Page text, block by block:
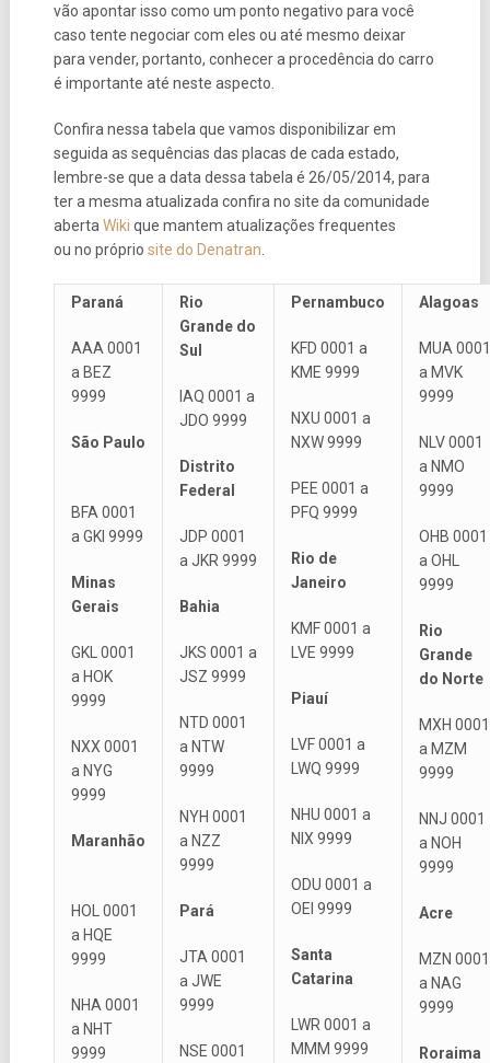
vão apontar isso como um ponto negativo para você
caso tente negociar com eles ou até mesmo deixar
para vender, portanto, conhecer a procedência do carro
é importante até neste aspecto.
Confira nessa tabela que vamos disponibilizar em
seguida as sequências das placas de cada estado,
lembre-se que a data dessa tabela é 26/05/2014, para
ter a mesma atualizada confira no site da comunidade
aberta Wiki que mantem atualizações frequentes
ou no próprio site do Denatran
Paraná
AAA 0001
a BEZ
9999
São Paulo
BFA 0001
a GKI 9999
Minas
Gerais
GKL 0001
a HOK
9999
NXX 0001
a NYG
9999
Maranhão
HOL 0001
a HQE
9999
NHA 0001
a NHT
9999
Rio
Grande do
Sul
IAQ 0001 a
JDO 9999
Distrito
Federal
JDP 0001
a JKR 9999
Bahia
JKS 0001 a
JSZ 9999
NTD 0001
a NTW
9999
NYH 0001
a NZZ
9999
Pará
JTA 0001
a JWE
9999
NSE 0001
Pernambuco
KFD 0001 a
KME 9999
NXU 0001 a
NXW 9999
PEE 0001 a
PFQ 9999
Rio de
Janeiro
KMF 0001 a
LVE 9999
Piauí
LVF 0001 a
LWQ 9999
NHU 0001 a
NIX 9999
ODU 0001 a
OEI 9999
Santa
Catarina
LWR 0001 a
MMM 9999
Alagoas
MUA 0001
a MVK
9999
NLV 0001
a NMO
9999
OHB 0001
a OHL
9999
Rio
Grande
do Norte
MXH 0001
a MZM
9999
NNJ 0001
a NOH
9999
Acre
MZN 0001
a NAG
9999
Roraima